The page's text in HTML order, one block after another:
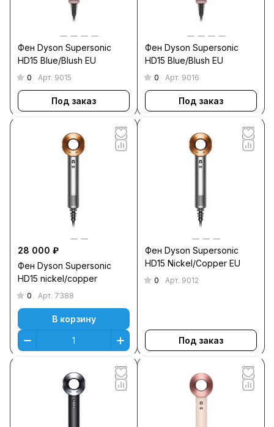
Фен Dyson Supersonic
HD15 Blue/Blush EU
0 Арт. 9015
Под заказ
Фен Dyson Supersonic
HD15 Blue/Blush EU
0 Арт. 9016
Под заказ
28 000 ₽
Фен Dyson Supersonic
HD15 nickel/copper
0 Арт. 7388
В корзину
Фен Dyson Supersonic
HD15 Nickel/Copper EU
0 Арт. 9012
Под заказ